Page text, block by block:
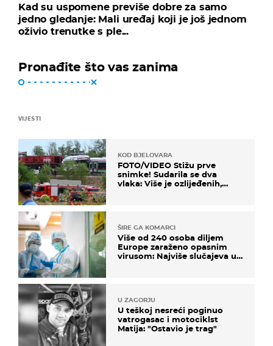
Kad su uspomene previše dobre za samo
jedno gledanje: Mali uređaj koji je još jednom
oživio trenutke s ple...
Pronađite što vas zanima
VIJESTI
KOD BJELOVARA
FOTO/VIDEO Stižu prve
snimke! Sudarila se dva
vlaka: Više je ozlijeđenih,
ŠIRE GA KOMARCI
Više od 240 osoba diljem
Europe zaraženo opasnim
virusom: Najviše slučajeva u
U ZAGORJU
U teškoj nesreći poginuo
vatrogasac i motociklst
Matija: "Ostavio je trag"